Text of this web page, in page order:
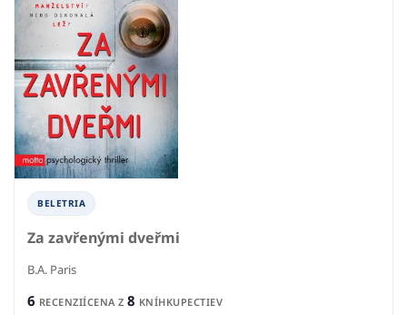
BELETRIA
Za zavřenými dveřmi
B.A. Paris
6 RECENZIÍCENA Z 8 KNÍHKUPECTIEV